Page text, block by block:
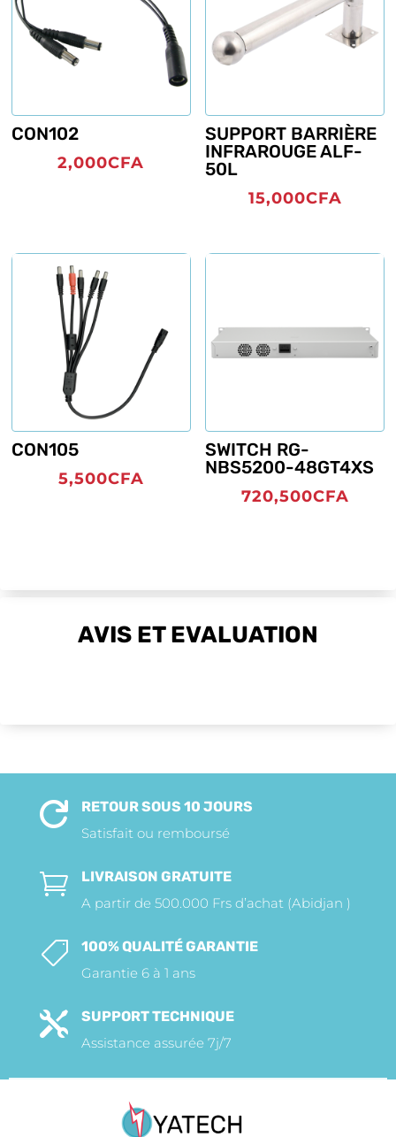
CON102
2,000CFA
SUPPORT BARRIÈRE
INFRAROUGE ALF-
50L
15,000CFA
CON105
5,500CFA
SWITCH RG-
NBS5200-48GT4XS
720,500CFA
AVIS ET EVALUATION

RETOUR SOUS 10 JOURS
Satisfait ou remboursé

LIVRAISON GRATUITE
A partir de 500.000 Frs d’achat (Abidjan )

100% QUALITÉ GARANTIE
Garantie 6 à 1 ans

SUPPORT TECHNIQUE
Assistance assurée 7j/7